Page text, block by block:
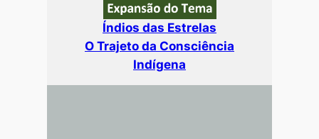
Índios das Estrelas
O Trajeto da Consciência
Indígena